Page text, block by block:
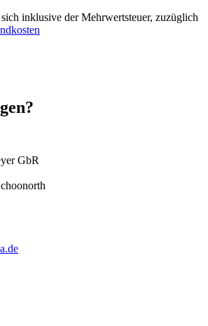
inklusive der Mehrwertsteuer, zuzüglich
GbR